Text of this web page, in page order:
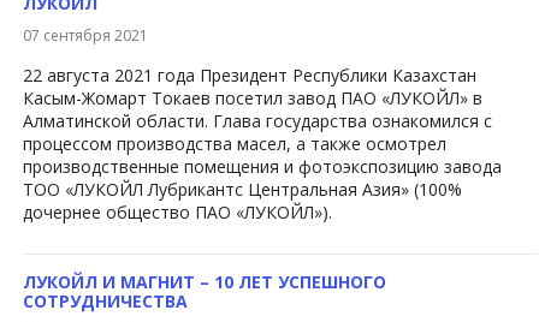
07 сентября 2021
22 августа 2021 года Президент Республики Казахстан
Касым-Жомарт Токаев посетил завод ПАО «ЛУКОЙЛ» в
Алматинской области. Глава государства ознакомился с
процессом производства масел, а также осмотрел
производственные помещения и фотоэкспозицию завода
ТОО «ЛУКОЙЛ Лубрикантс Центральная Азия» (100%
дочернее общество ПАО «ЛУКОЙЛ»).
ЛУКОЙЛ И МАГНИТ – 10 ЛЕТ УСПЕШНОГО
СОТРУДНИЧЕСТВА